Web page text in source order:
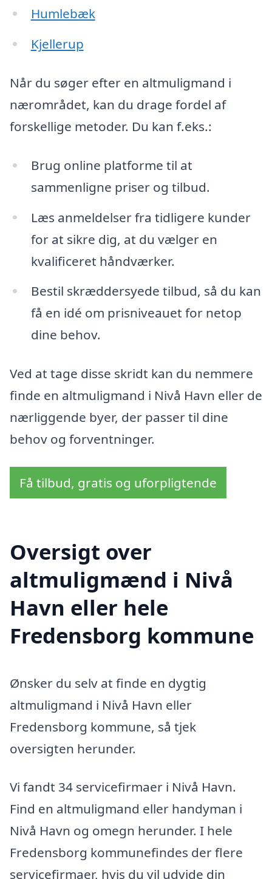
Humlebæk
Kjellerup
Når du søger efter en altmuligmand i
nærområdet, kan du drage fordel af
forskellige metoder. Du kan f.eks.:
Brug online platforme til at
sammenligne priser og tilbud.
Læs anmeldelser fra tidligere kunder
for at sikre dig, at du vælger en
kvalificeret håndværker.
Bestil skræddersyede tilbud, så du kan
få en idé om prisniveauet for netop
dine behov.
Ved at tage disse skridt kan du nemmere
finde en altmuligmand i Nivå Havn eller de
nærliggende byer, der passer til dine
behov og forventninger.
Få tilbud, gratis og uforpligtende
Oversigt over
altmuligmænd i Nivå
Havn eller hele
Fredensborg kommune
Ønsker du selv at finde en dygtig
altmuligmand i Nivå Havn eller
Fredensborg kommune, så tjek
oversigten herunder.
Vi fandt 34 servicefirmaer i Nivå Havn.
Find en altmuligmand eller handyman i
Nivå Havn og omegn herunder. I hele
Fredensborg kommunefindes der flere
servicefirmaer, hvis du vil udvide din